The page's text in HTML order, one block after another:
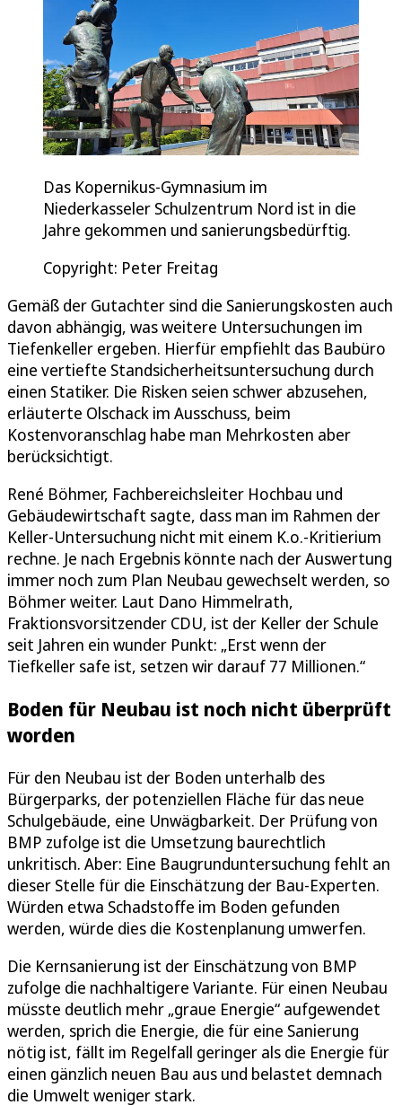
Das Kopernikus-Gymnasium im
Niederkasseler Schulzentrum Nord ist in die
Jahre gekommen und sanierungsbedürftig.
Copyright: Peter Freitag
Gemäß der Gutachter sind die Sanierungskosten auch
davon abhängig, was weitere Untersuchungen im
Tiefenkeller ergeben. Hierfür empfiehlt das Baubüro
eine vertiefte Standsicherheitsuntersuchung durch
einen Statiker. Die Risken seien schwer abzusehen,
erläuterte Olschack im Ausschuss, beim
Kostenvoranschlag habe man Mehrkosten aber
berücksichtigt.
René Böhmer, Fachbereichsleiter Hochbau und
Gebäudewirtschaft sagte, dass man im Rahmen der
Keller-Untersuchung nicht mit einem K.o.-Kritierium
rechne. Je nach Ergebnis könnte nach der Auswertung
immer noch zum Plan Neubau gewechselt werden, so
Böhmer weiter. Laut Dano Himmelrath,
Fraktionsvorsitzender CDU, ist der Keller der Schule
seit Jahren ein wunder Punkt: „Erst wenn der
Tiefkeller safe ist, setzen wir darauf 77 Millionen.“
Boden für Neubau ist noch nicht überprüft
worden
Für den Neubau ist der Boden unterhalb des
Bürgerparks, der potenziellen Fläche für das neue
Schulgebäude, eine Unwägbarkeit. Der Prüfung von
BMP zufolge ist die Umsetzung baurechtlich
unkritisch. Aber: Eine Baugrunduntersuchung fehlt an
dieser Stelle für die Einschätzung der Bau-Experten.
Würden etwa Schadstoffe im Boden gefunden
werden, würde dies die Kostenplanung umwerfen.
Die Kernsanierung ist der Einschätzung von BMP
zufolge die nachhaltigere Variante. Für einen Neubau
müsste deutlich mehr „graue Energie“ aufgewendet
werden, sprich die Energie, die für eine Sanierung
nötig ist, fällt im Regelfall geringer als die Energie für
einen gänzlich neuen Bau aus und belastet demnach
die Umwelt weniger stark.